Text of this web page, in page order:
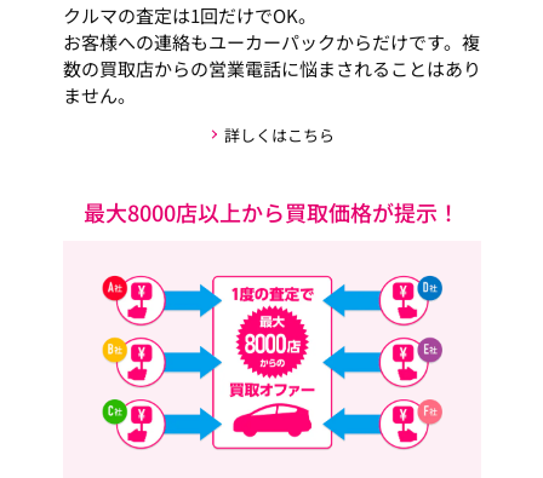
クルマの査定は1回だけでOK。
お客様への連絡もユーカーパックからだけです。複
数の買取店からの営業電話に悩まされることはあり
ません。
詳しくはこちら
最大8000店以上から買取価格が提示！